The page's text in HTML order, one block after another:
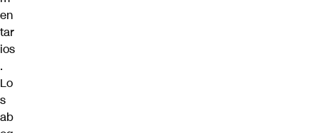
en
tar
ios
.
Lo
s
ab